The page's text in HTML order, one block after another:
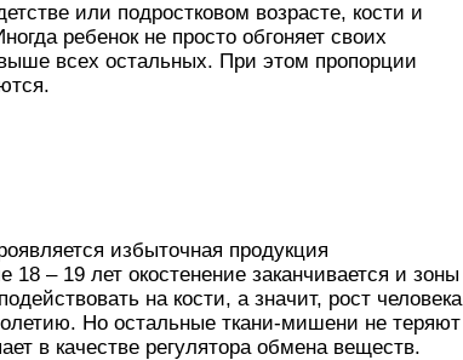
или подростковом возрасте, кости и
ребенок не просто обгоняет своих
всех остальных. При этом пропорции
избыточная продукция
– 19 лет окостенение заканчивается и зоны
на кости, а значит, рост человека
Но остальные ткани-мишени не теряют
в качестве регулятора обмена веществ.